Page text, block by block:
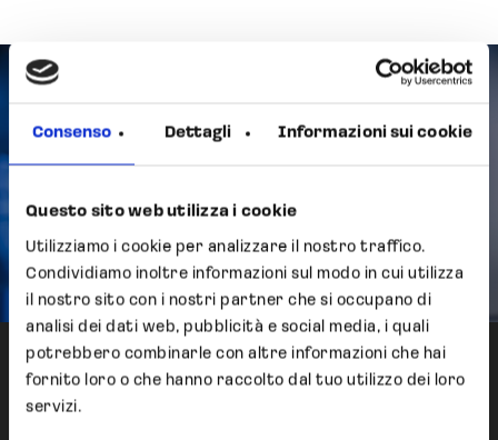
Consenso Dettagli Informazioni sui cookie
Questo sito web utilizza i cookie
Utilizziamo i cookie per analizzare il nostro traffico.
Condividiamo inoltre informazioni sul modo in cui utilizza
il nostro sito con i nostri partner che si occupano di
analisi dei dati web, pubblicità e social media, i quali
potrebbero combinarle con altre informazioni che hai
fornito loro o che hanno raccolto dal tuo utilizzo dei loro
servizi.
Start of the manufacture of
in the dedicated new
manufacturing site